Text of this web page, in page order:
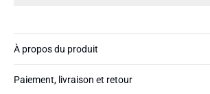
légère.
À propos du produit
Paiement, livraison et retour